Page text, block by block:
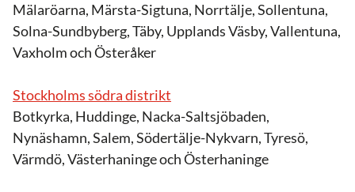
Mälaröarna, Märsta-Sigtuna, Norrtälje, Sollentuna,
Solna-Sundbyberg, Täby, Upplands Väsby, Vallentuna,
Vaxholm och Österåker
Stockholms södra distrikt
Botkyrka, Huddinge, Nacka-Saltsjöbaden,
Nynäshamn, Salem, Södertälje-Nykvarn, Tyresö,
Värmdö, Västerhaninge och Österhaninge